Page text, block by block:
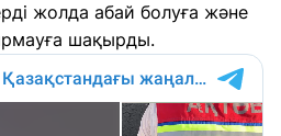
жолда абай болуға және
шақырды.